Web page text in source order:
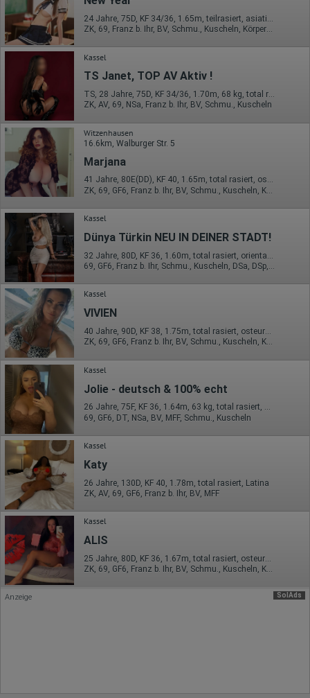
von Google verarbeiten. Die IP-Adresse der Nutzer wird von
Google innerhalb von Mitgliedstaaten der Europäischen Union
oder in anderen Vertragsstaaten des Abkommens über den
Europäischen Wirtschaftsraum gekürzt, dies bedeutet, dass alle
Daten anonym erhoben werden. Nur in Ausnahmefällen wird die
volle IP-Adresse an einen Server von Google in den USA
übertragen und dort gekürzt. Die von dem Browser des Nutzers
übermittelte IP-Adresse wird nicht mit anderen Daten von Google
zusammengeführt.
Erhobene Informationen zum Besucherverhalten sind folgende:
Herkunft (Land und Stadt)
Sprache
Betriebssystem
Gerät (PC, Tablet-PC oder Smartphone)
Browser und alle verwendeten Add-ons
Auflösung des Computers
verweisende Webseite)
Welche Dateien wurden heruntergeladen?
Welche Videos angeschaut?
Wurden Werbebanner angeklickt?
Wohin ging der Besucher? Klickte er auf weitere Seiten des
Portals oder hat er sie komplett verlassen?
Wie lange blieb der Besucher?
Ort der Verarbeitung:
Europäische Union & USA
Hotjar
Wir nutzen Hotjar als Webanalysedient. Es wird verwendet, um
Daten über das Benutzerverhalten zu sammeln. Hotjar kann
auch im Rahmen von Umfragen und Feedbackfunktionen, die
auf unserer Website eingebunden sind, von Ihnen bereitgestellte
Informationen verarbeiten.
Herausgeber:
Hotjar Limited, Malta
Erhobene Daten:
Datum und Uhrzeit des Besuchs
Gerätetyp
Geografischer Standort
IP-Adresse
Mausbewegungen
Besuchte Seiten
Referrer URL
Bildschirmauflösung
Eindeutige Gerätekennung
Sprachinformationen
Gerätebestriebssystem
Browser-Typ
Rechtliche Grundlage der Verarbeitung
ZK, 69, Franz b. Ihr, BV, Schmu., Kuscheln, Körperküs., DSa
Kassel
TS Janet, TOP AV Aktiv !
TS, 28 Jahre, 75D, KF 34/36, 1.70m, 68 kg, total rasiert, asiatisch
ZK, AV, 69, NSa, Franz b. Ihr, BV, Schmu., Kuscheln
Witzenhausen
16.6km, Walburger Str. 5
Marjana
41 Jahre, 80E(DD), KF 40, 1.65m, total rasiert, osteuropäisch
Kassel
Dünya Türkin NEU IN DEINER STADT!
69, GF6, Franz b. Ihr, Schmu., Kuscheln, DSa, DSp, Mast.
Kassel
VIVIEN
40 Jahre, 90D, KF 38, 1.75m, total rasiert, osteuropäisch
ZK, 69, GF6, Franz b. Ihr, BV, Schmu., Kuscheln, Körperküs.
Kassel
Jolie - deutsch & 100% echt
26 Jahre, 75F, KF 36, 1.64m, 63 kg, total rasiert, deutsch
69, GF6, DT, NSa, BV, MFF, Schmu., Kuscheln
Kassel
Katy
26 Jahre, 130D, KF 40, 1.78m, total rasiert, Latina
ZK, AV, 69, GF6, Franz b. Ihr, BV, MFF
Kassel
ALIS
25 Jahre, 80D, KF 36, 1.67m, total rasiert, osteuropäisch
ZK, 69, GF6, Franz b. Ihr, BV, Schmu., Kuscheln, Körperküs.
SolAds
Anzeige